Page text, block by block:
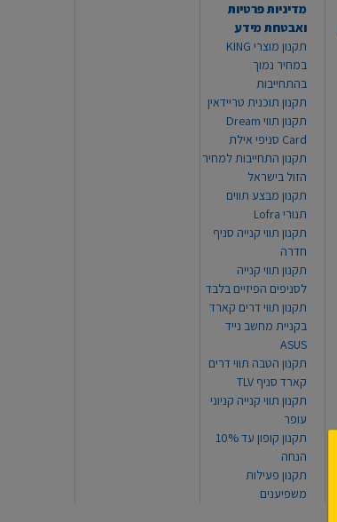
מדיניות פרטיות
ואבטחת מידע
תקנון מוצרי KING
במחיר נמוך
בהתחייבות
תקנון תוכנית טריידאין
תקנון תווי Dream
Card סניפי אילת
תקנון התחייבות למחיר
הזול בישראל
תקנון מבצע תווים
תנורי Lofra
תקנון תווי קנייה סניף
חדרה
תקנון תווי קנייה
לסניפים הפיזיים בלבד
תקנון תווי דרים קארד
בקניית מחשב נייד
ASUS
תקנון הטבה תווי דרים
קארד סניף TLV
תקנון תווי קנייה קניוני
עופר
תקנון קופון עד 10%
הנחה
תקנון פעילות
משפיענים